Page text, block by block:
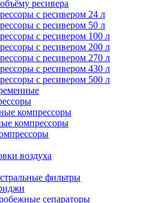
ресивера
с ресивером 24 л
с ресивером 50 л
с ресивером 100 л
с ресивером 200 л
с ресивером 270 л
с ресивером 430 л
с ресивером 500 л
компрессоры
компрессоры
воздуха
фильтры
сепараторы